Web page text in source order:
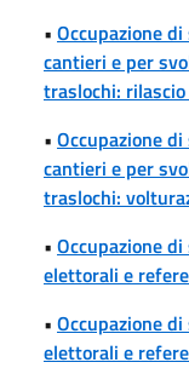
• Occupazione
cantieri e per
traslochi:
• Occupazione
cantieri e per
traslochi:
• Occupazione
elettorali e
• Occupazione
elettorali e